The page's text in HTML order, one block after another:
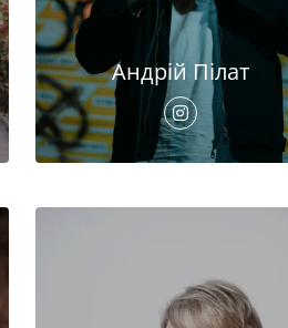
Андрій Пілат